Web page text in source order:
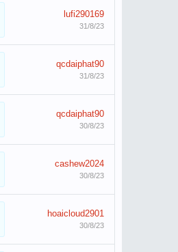
lufi290169
31/8/23
qcdaiphat90
31/8/23
qcdaiphat90
30/8/23
cashew2024
30/8/23
hoaicloud2901
30/8/23